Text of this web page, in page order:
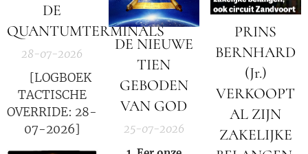
DE
QUANTUMTERMINALS
28-07-2026
🚨 [LOGBOEK
TACTISCHE
OVERRIDE: 28-
07-2026]
PRINS
BERNHARD
(Jr.)
VERKOOPT
AL ZIJN
ZAKELIJKE
woord en beeld
van de Rooms-
Katholieke kerk
binnen onze
samenleving.
DE NIEUWE
TIEN
GEBODEN
VAN GOD
25-07-2026